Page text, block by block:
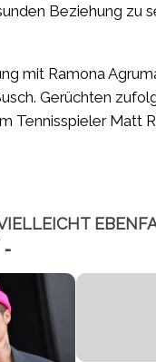
Beziehung zu
mit Ramona
Gerüchten
Tennisspieler Matt